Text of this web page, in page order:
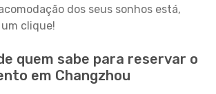
dos seus sonhos está,
clique!
quem sabe para reservar o
em Changzhou